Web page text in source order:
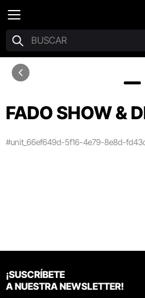
FADO SHOW &
#unit_66ef649d-5f16-4e79-8e8d-
¡SUSCRÍBETE
A NUESTRA NEWSLETTER!